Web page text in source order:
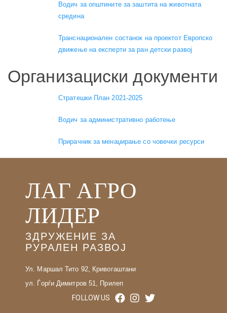
Водич за општините за заштита на животната
средина
Транснационален состанок на проектот Европско
движење на експерти за ран детски развој
Организациски документи
Стратешки План 2021-2025
Водич за административно работење
Прирачник за менаџирање со човечки ресурси
ЛАГ АГРО
ЛИДЕР
ЗДРУЖЕНИЕ ЗА
РУРАЛЕН РАЗВОЈ
Ул. Маршал Тито 92, Кривогаштани
ул. Ѓорѓи Димитров 51, Прилеп
FOLLOW US